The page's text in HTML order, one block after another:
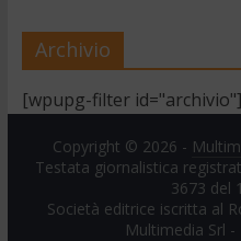
Archivio
[wpupg-filter
Copyright © 2026 -
Testata giornalistica
3673 del
Società editrice iscritta al
Multimedia Srl -